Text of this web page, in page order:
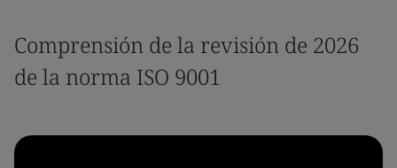
Comprensión de la revisión de 2026
de la norma ISO 9001